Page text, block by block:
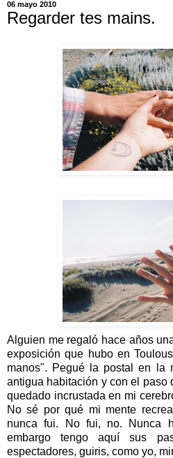
06 mayo 2010
Regarder tes mains.
Alguien me regaló hace años
exposición que hubo en
manos". Pegué la postal en la
antigua habitación y con el paso
quedado incrustada en mi
No sé por qué mi mente
nunca fui. No fui, no. Nunca
embargo tengo aquí sus
espectadores, guiris, como yo,